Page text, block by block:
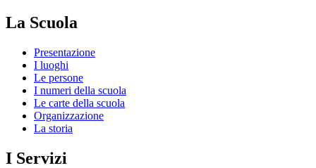
La Scuola
Presentazione
I luoghi
Le persone
I numeri della scuola
Le carte della scuola
Organizzazione
La storia
I Servizi